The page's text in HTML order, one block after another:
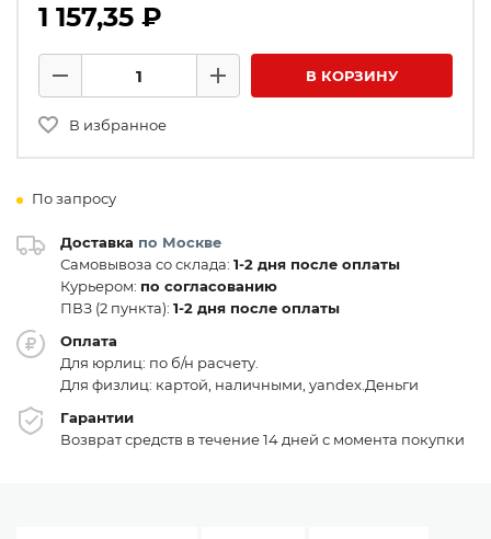
1 157,35 ₽
Минус
Плюс В КОРЗИНУ
В избранное
По запросу
Доставка по Москве
Самовывоза со склада: 1-2 дня после оплаты
Курьером: по согласованию
ПВЗ (2 пункта): 1-2 дня после оплаты
Оплата
Для юрлиц: по б/н расчету.
Для физлиц: картой, наличными, yandex.Деньги
Гарантии
Возврат средств в течение 14 дней с момента покупки